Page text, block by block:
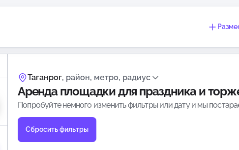
Таганрог, район, метро, радиус
Аренда площадки для праздника и
Попробуйте немного изменить фильтры или дату и мы
Сбросить фильтры